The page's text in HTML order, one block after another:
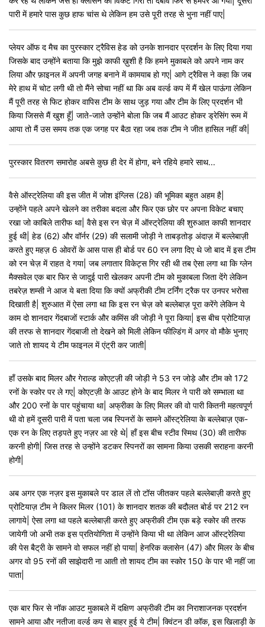
पारी में हमारे पास कुछ हाफ चांस थे लेकिन हम उसे पूरी तरह से भुना नहीं पाए|
प्लेयर ऑफ द मैच का पुरस्कार ट्रैविस हेड को उनके शानदार प्रदर्शन के लिए दिया गया
जिसके बाद उन्होंने बताया कि मुझे काफी ख़ुशी है कि हमने मुकाबले को अपने नाम कर
लिया और फ़ाइनल में अपनी जगह बनाने में कामयाब हो गए| आगे ट्रैविस ने कहा कि जब
मेरे हाथ में चोट लगी थी तो मैंने सोचा नहीं था कि अब वर्ल्ड कप में मैं खेल पाऊंगा लेकिन
मैं पूरी तरह से फिट होकर वापिस टीम के साथ जुड़ गया और टीम के लिए प्रदर्शन भी
किया जिससे मैं खुश हूँ| जाते-जाते उन्होंने बोला कि जब मैं आउट होकर ड्रेसिंग रूम में
आया तो मैं उस समय तक एक जगह पर बैठा रहा जब तक टीम ने जीत हासिल नहीं की|
पुरस्कार वितरण समारोह अबसे कुछ ही देर में होगा, बने रहिये हमारे साथ...
वैसे ऑस्ट्रेलिया की इस जीत में जोश इंग्लिस (28) की भूमिका बहुत अहम है|
उन्होंने पहले अपने खेलने का तरीका बदला और फिर एक छोर पर अपना विकेट बचाए
रखा जो काबिले तारीफ था| वैसे इस रन चेज़ में ऑस्ट्रेलिया की शुरुआत काफी शानदार
हुई थी| हेड (62) और वॉर्नर (29) की सलामी जोड़ी ने ताबड़तोड़ अंदाज़ में बल्लेबाज़ी
करते हुए महज़ 6 ओवरों के आस पास ही बोर्ड पर 60 रन लगा दिए थे जो बाद में इस टीम
को रन चेज़ में राहत दे गया| जब लगातार विकेट्स गिर रही थी तब ऐसा लगा था कि ग्लेन
मैक्सवेल एक बार फिर से जादुई पारी खेलकर अपनी टीम को मुकाबला जिता देंगे लेकिन
तबरेज़ शम्सी ने आज ये बता दिया कि क्यों अफ्रीकी टीम टर्निंग ट्रैक पर उनपर भरोसा
दिखाती है| शुरुआत में ऐसा लगा था कि इस रन चेज़ को बल्लेबाज़ पूरा करेंगे लेकिन ये
काम दो शानदार गेंदबाजों स्टार्क और कमिंस की जोड़ी ने पूरा किया| इस बीच प्रोटियाज़
की तरफ से शानदार गेंदबाजी तो देखने को मिली लेकिन फील्डिंग में अगर वो मौके भुनाए
जाते तो शायद ये टीम फाइनल में एंट्री कर जाती|
हाँ उसके बाद मिलर और गेराल्ड कोएटज़ी की जोड़ी ने 53 रन जोड़े और टीम को 172
रनों के स्कोर पर ले गए| कोएटज़ी के आउट होने के बाद मिलर ने पारी को सम्भाला था
और 200 रनों के पार पहुंचाया था| अफ्रीका के लिए मिलर की वो पारी कितनी महत्वपूर्ण
थी वो हमें दूसरी पारी में पता चला जब स्पिनरों के सामने ऑस्ट्रेलिया के बल्लेबाज़ एक-
एक रन के लिए तड़पते हुए नज़र आ रहे थे| हाँ इस बीच स्टीव स्मिथ (30) की तारीफ
करनी होगी| जिस तरह से उन्होंने डटकर स्पिनरों का सामना किया उसकी सराहना करनी
होगी|
अब अगर एक नज़र इस मुकाबले पर डाल लें तो टॉस जीतकर पहले बल्लेबाज़ी करते हुए
प्रोटियाज़ टीम ने किलर मिलर (101) के शानदार शतक की बदौलत बोर्ड पर 212 रन
लागाये| ऐसा लगा था पहले बल्लेबाज़ी करते हुए अफ्रीकी टीम एक बड़े स्कोर की तरफ
जायेगी जो अभी तक इस प्रतियोगिता में उन्होंने किया भी था लेकिन आज ऑस्ट्रेलिया
की पेस बैट्री के सामने वो सफल नहीं हो पाया| हेनरिक क्लासेन (47) और मिलर के बीच
अगर वो 95 रनों की साझेदारी ना आती तो शायद टीम का स्कोर 150 के पार भी नहीं जा
पाता|
एक बार फिर से नॉक आउट मुकाबले में दक्षिण अफ्रीकी टीम का निराशाजनक प्रदर्शन
सामने आया और नतीजा वर्ल्ड कप से बाहर हुई ये टीम| क्विंटन डी कॉक, इस खिलाड़ी के